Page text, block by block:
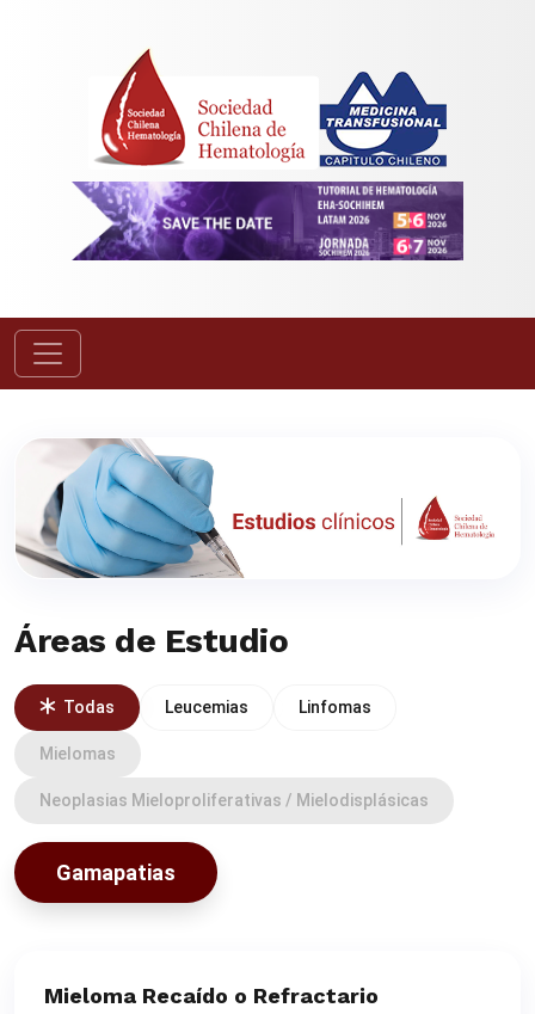
Áreas de Estudio
Todas
Gamapatias
Leucemias Linfomas
Mielomas
Neoplasias Mieloproliferativas / Mielodisplásicas
Mieloma Recaído o Refractario